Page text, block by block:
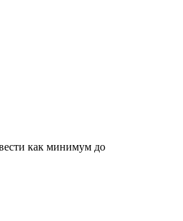
как минимум до